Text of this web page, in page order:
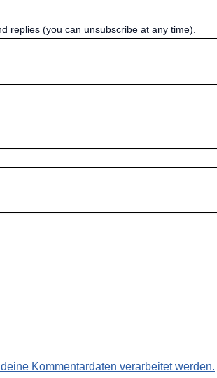
replies (you can unsubscribe at any time).
Kommentardaten verarbeitet werden.